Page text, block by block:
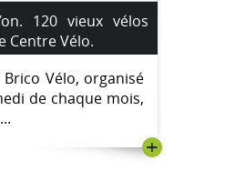
120 vieux vélos
Centre Vélo.
Vélo, organisé
de chaque mois,
+